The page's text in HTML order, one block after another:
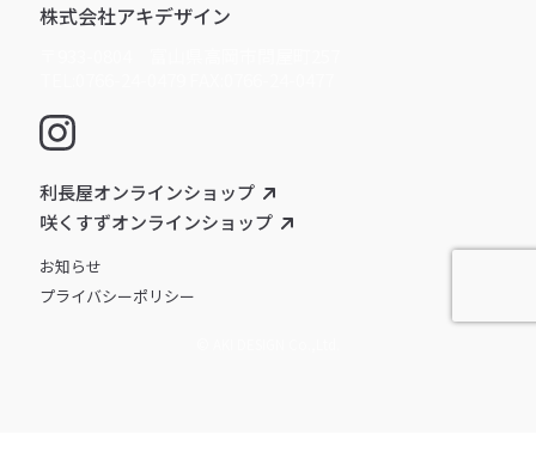
株式会社アキデザイン
利長屋オンラインショップ
咲くすずオンラインショップ
お知らせ
プライバシーポリシー